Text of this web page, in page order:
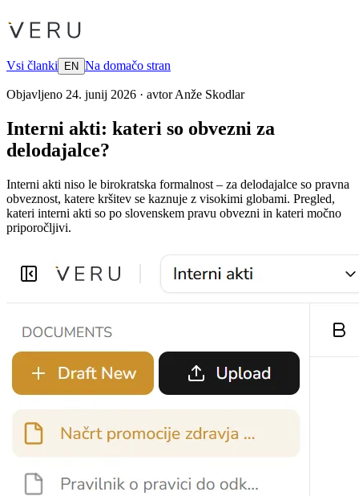
Vsi članki EN Na domačo stran
Objavljeno 24. junij 2026 · avtor Anže Skodlar
Interni akti: kateri so obvezni za
delodajalce?
Interni akti niso le birokratska formalnost – za delodajalce so pravna
obveznost, katere kršitev se kaznuje z visokimi globami. Pregled,
kateri interni akti so po slovenskem pravu obvezni in kateri močno
priporočljivi.